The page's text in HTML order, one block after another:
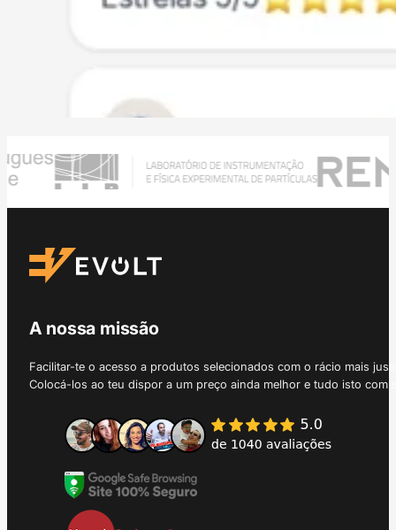
A nossa missão
Facilitar-te o acesso a produtos selecionados com o rácio mais
Colocá-los ao teu dispor a um preço ainda melhor e tudo isto